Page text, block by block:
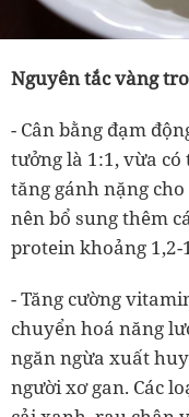
Nguyên tắc vàng
- Cân bằng đạm
tưởng là 1:1, vừa
tăng gánh nặng
nên bổ sung thêm
protein khoảng
- Tăng cường
chuyển hoá năng
ngăn ngừa xuất
người xơ gan. Các